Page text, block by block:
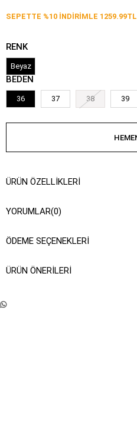
SEPETTE %10 İNDİRİMLE 1259.99TL
RENK
Beyaz
BEDEN
36 37 38 39
ÜRÜN ÖZELLIKLERI
YORUMLAR(0)
ÖDEME SEÇENEKLERI
ÜRÜN ÖNERILERI